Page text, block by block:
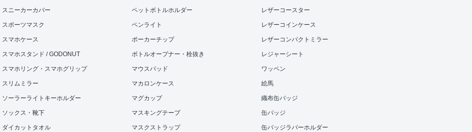
スニーカーカバー
スポーツマスク
スマホケース
スマホスタンド / GODONUT
スマホリング・スマホグリップ
スリムミラー
ソーラーライトキーホルダー
ソックス・靴下
ダイカットタオル
ペットボトルホルダー
ペンライト
ポーカーチップ
ボトルオープナー・栓抜き
マウスパッド
マカロンケース
マグカップ
マスキングテープ
マスクストラップ
レザーコースター
レザーコインケース
レザーコンパクトミラー
レジャーシート
ワッペン
絵馬
織布缶バッジ
缶バッジ
缶バッジラバーホルダー